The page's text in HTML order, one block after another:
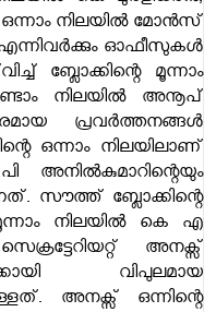
ഒന്നാം നിലയിൽ മോൻസ്
ഓഫീസുകൾ
ബ്ലോക്കിന്റെ മൂന്നാം
നിലയിൽ അനൂപ്
പ്രവർത്തനങ്ങൾ
ഒന്നാം നിലയിലാണ്
സൗത്ത് ബ്ലോക്കിന്റെ
മൂന്നാം നിലയിൽ കെ എ
അനക്സ്
വിപുലമായ
അനക്സ് ഒന്നിന്റെ